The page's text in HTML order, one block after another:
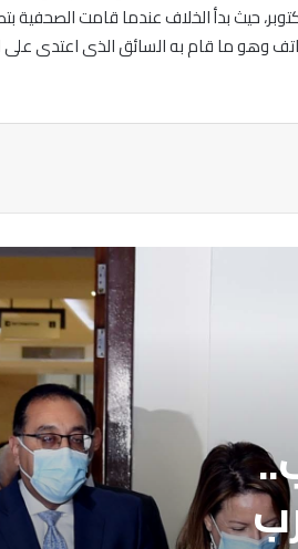
الفنان رياض الخولى الذى أقيم مساء أمس الأثنين، فى مسجد الحصرى بمدينة 6
وهو ما قام به السائق الذى اعتدى